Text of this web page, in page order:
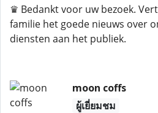
♛ Bedankt voor uw bezoek.
familie het goede nieuws over
diensten aan het publiek.
moon coffs
ผู้เยี่ยมชม